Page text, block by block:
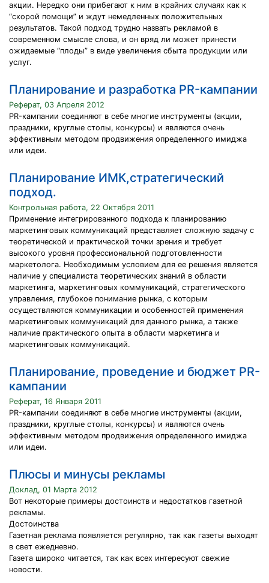
акции. Нередко они прибегают к ним в крайних случаях как к
“скорой помощи” и ждут немедленных положительных
результатов. Такой подход трудно назвать рекламой в
современном смысле слова, и он вряд ли может принести
ожидаемые “плоды” в виде увеличения сбыта продукции или
услуг.
Планирование и разработка PR-кампании
Реферат, 03 Апреля 2012
PR-кампании соединяют в себе многие инструменты (акции,
праздники, круглые столы, конкурсы) и являются очень
эффективным методом продвижения определенного имиджа
или идеи.
Планирование ИМК,стратегический
подход.
Контрольная работа, 22 Октября 2011
Применение интегрированного подхода к планированию
маркетинговых коммуникаций представляет сложную задачу с
теоретической и практической точки зрения и требует
высокого уровня профессиональной подготовленности
маркетолога. Необходимым условием для ее решения является
наличие у специалиста теоретических знаний в области
маркетинга, маркетинговых коммуникаций, стратегического
управления, глубокое понимание рынка, с которым
осуществляются коммуникации и особенностей применения
маркетинговых коммуникаций для данного рынка, а также
наличие практического опыта в области маркетинга и
маркетинговых коммуникаций.
Планирование, проведение и бюджет PR-
кампании
Реферат, 16 Января 2011
PR-кампании соединяют в себе многие инструменты (акции,
праздники, круглые столы, конкурсы) и являются очень
эффективным методом продвижения определенного имиджа
или идеи.
Плюсы и минусы рекламы
Доклад, 01 Марта 2012
Вот некоторые примеры достоинств и недостатков газетной
рекламы.
Достоинства
Газетная реклама появляется регулярно, так как газеты выходят
в свет ежедневно.
Газета широко читается, так как всех интересуют свежие
новости.